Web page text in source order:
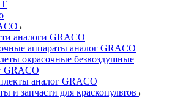
аналоги GRACO
аппараты аналог GRACO
окрасочные безвоздушные
GRACO
аналог GRACO
и запчасти для краскопультов